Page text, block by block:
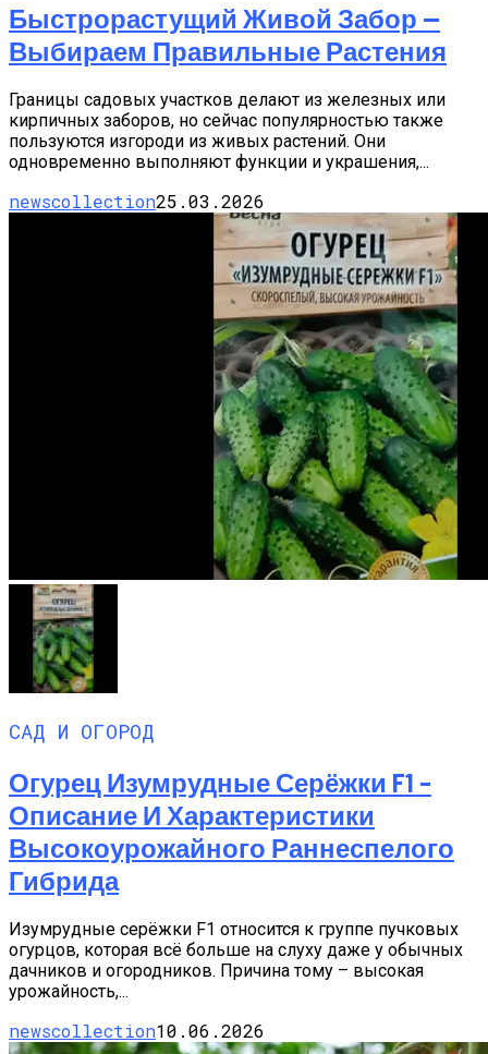
Быстрорастущий Живой Забор —
Выбираем Правильные Растения
Границы садовых участков делают из железных или
кирпичных заборов, но сейчас популярностью также
пользуются изгороди из живых растений. Они
одновременно выполняют функции и украшения,...
newscollection25.03.2026
САД И ОГОРОД
Огурец Изумрудные Серёжки F1 –
Описание И Характеристики
Высокоурожайного Раннеспелого
Гибрида
Изумрудные серёжки F1 относится к группе пучковых
огурцов, которая всё больше на слуху даже у обычных
дачников и огородников. Причина тому – высокая
урожайность,...
newscollection10.06.2026